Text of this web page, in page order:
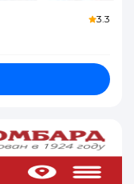
3.3